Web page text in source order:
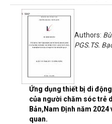
Ứng dụng thiết bị di
của người chăm sóc trẻ
Bản,Nam Định năm 2024
quan.
Authors:
PGS.TS.